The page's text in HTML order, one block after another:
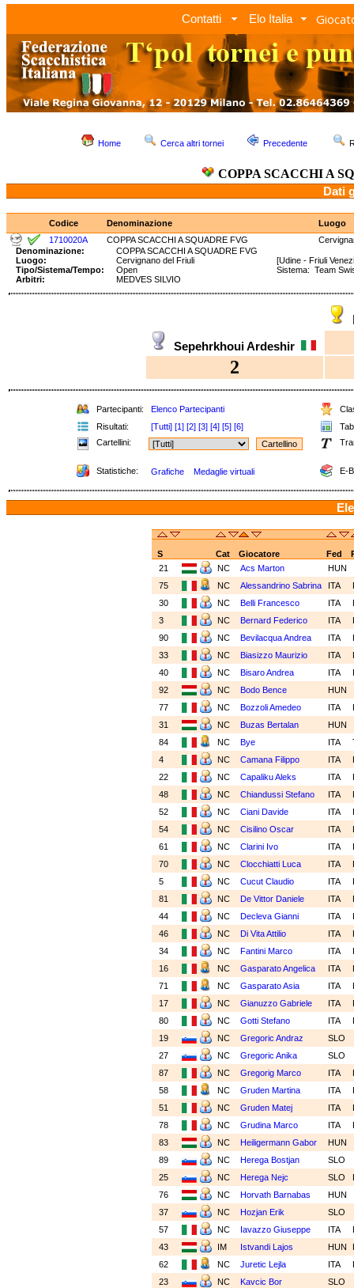
Contatti Elo Italia
Home Cerca altri tornei Precedente
COPPA SCACCHI A
Dati
Codice Denominazione
Luogo
1710020A
COPPA SCACCHI A SQUADRE FVG
Denominazione:
COPPA SCACCHI A SQUADRE FVG
Luogo:
Cervignano del Friuli
[Udine - Friuli
Tipo/Sistema/Tempo:
Open
Sistema: Team
Arbitri:
MEDVES SILVIO
Sepehrkhoui Ardeshir
2
Partecipanti: Elenco Partecipanti
Risultati:
[Tutti] [1] [2] [3] [4] [5] [6]
Cartellini:
Statistiche: Grafiche Medaglie virtuali E-
S Cat Giocatore Fed
21
NC Acs Marton
HUN
75
NC Alessandrino Sabrina ITA
30
NC Belli Francesco ITA
3
NC Bernard Federico ITA
90
NC Bevilacqua Andrea ITA
33
NC Biasizzo Maurizio ITA
40
NC Bisaro Andrea ITA
92
NC Bodo Bence
HUN
77
NC Bozzoli Amedeo ITA
31
NC Buzas Bertalan
HUN
84
NC Bye ITA
4
NC Camana Filippo ITA
22
NC Capaliku Aleks ITA
48
NC Chiandussi Stefano ITA
52
NC Ciani Davide ITA
54
NC Cisilino Oscar ITA
61
NC Clarini Ivo ITA
70
NC Clocchiatti Luca ITA
5
NC Cucut Claudio ITA
81
NC De Vittor Daniele ITA
44
NC Decleva Gianni ITA
46
NC Di Vita Attilio ITA
34
NC Fantini Marco ITA
16
NC Gasparato Angelica ITA
71
NC Gasparato Asia ITA
17
NC Gianuzzo Gabriele ITA
80
NC Gotti Stefano ITA
19
NC Gregoric Andraz
SLO
27
NC Gregoric Anika
SLO
87
NC Gregorig Marco ITA
58
NC Gruden Martina ITA
51
NC Gruden Matej ITA
78
NC Grudina Marco ITA
83
NC Heiligermann Gabor
HUN
89
NC Herega Bostjan
SLO
25
NC Herega Nejc SLO
76
NC Horvath Barnabas
HUN
37
NC Hozjan Erik
SLO
57
NC Iavazzo Giuseppe ITA
43
IM Istvandi Lajos HUN
62
NC Juretic Lejla ITA
23
NC Kavcic Bor
SLO